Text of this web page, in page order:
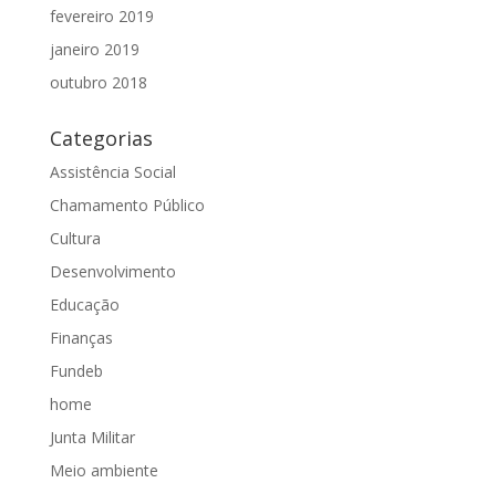
fevereiro 2019
janeiro 2019
outubro 2018
Categorias
Assistência Social
Chamamento Público
Cultura
Desenvolvimento
Educação
Finanças
Fundeb
home
Junta Militar
Meio ambiente